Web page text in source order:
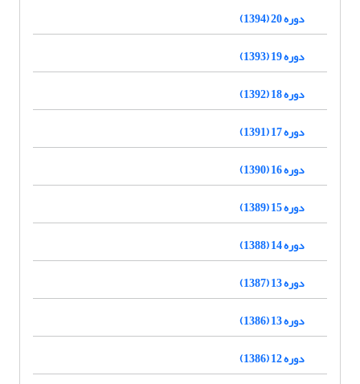
دوره 20 (1394)
دوره 19 (1393)
دوره 18 (1392)
دوره 17 (1391)
دوره 16 (1390)
دوره 15 (1389)
دوره 14 (1388)
دوره 13 (1387)
دوره 13 (1386)
دوره 12 (1386)